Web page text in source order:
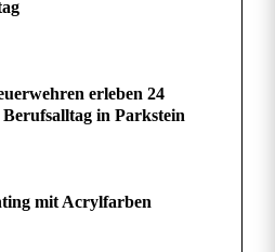
erleben 24
in Parkstein
mit Acrylfarben